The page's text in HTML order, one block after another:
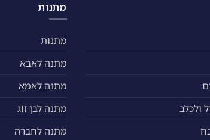
ולכלב
מתנות
מתנות
מתנה לאבא
מתנה לאמא
מתנה לבן זוג
מתנה לחברה